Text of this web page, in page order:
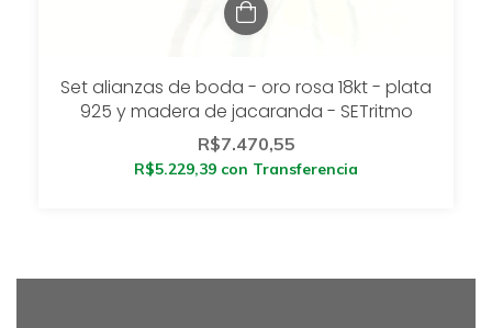
Set alianzas de boda - oro rosa 18kt - plata
925 y madera de jacaranda - SETritmo
R$7.470,55
R$5.229,39 con Transferencia